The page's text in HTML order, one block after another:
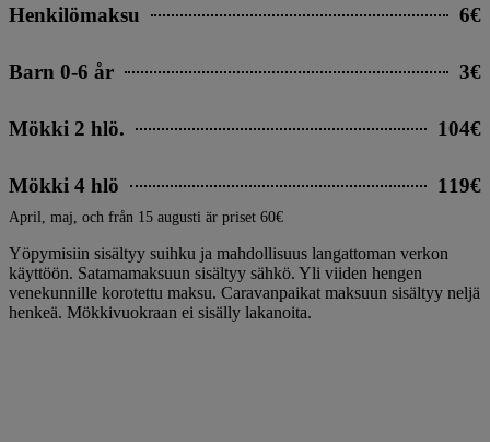
Henkilömaksu 6€
Barn 0-6 år 3€
Mökki 2 hlö. 104€
Mökki 4 hlö 119€
April, maj, och från 15 augusti är priset 60€
Yöpymisiin sisältyy suihku ja mahdollisuus langattoman verkon
käyttöön. Satamamaksuun sisältyy sähkö. Yli viiden hengen
venekunnille korotettu maksu. Caravanpaikat maksuun sisältyy neljä
henkeä. Mökkivuokraan ei sisälly lakanoita.